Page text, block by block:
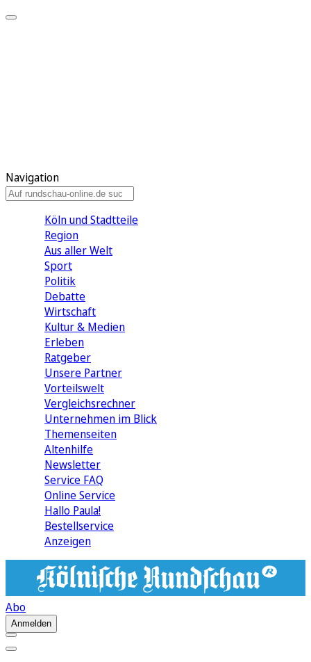
Navigation
Köln und Stadtteile
Region
Aus aller Welt
Sport
Politik
Debatte
Wirtschaft
Kultur & Medien
Erleben
Ratgeber
Unsere Partner
Vorteilswelt
Vergleichsrechner
Unternehmen im Blick
Themenseiten
Altenhilfe
Newsletter
Service FAQ
Online Service
Hallo Paula!
Bestellservice
Anzeigen
Abo
Anmelden